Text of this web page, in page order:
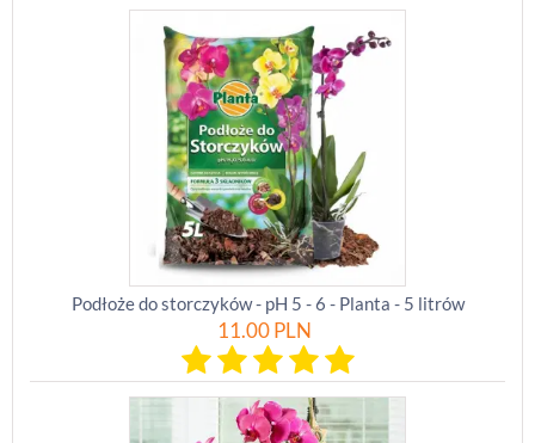
Podłoże do storczyków - pH 5 - 6 - Planta - 5 litrów
11.00 PLN